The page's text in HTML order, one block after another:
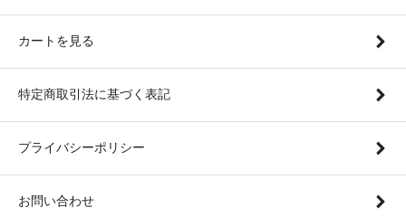
カートを見る
特定商取引法に基づく表記
プライバシーポリシー
お問い合わせ